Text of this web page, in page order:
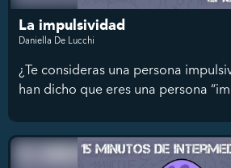
La impulsividad
Daniella De Lucchi
¿Te consideras una persona
han dicho que eres una persona